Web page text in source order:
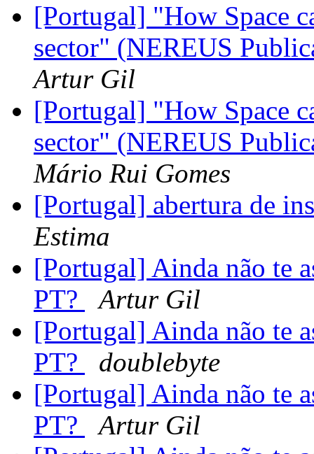
[Portugal] "How Space
sector" (NEREUS
Artur Gil
[Portugal] "How Space
sector" (NEREUS
Mário Rui Gomes
[Portugal] abertura de
Estima
[Portugal] Ainda não te
PT?
Artur Gil
[Portugal] Ainda não te
PT?
doublebyte
[Portugal] Ainda não te
PT?
Artur Gil